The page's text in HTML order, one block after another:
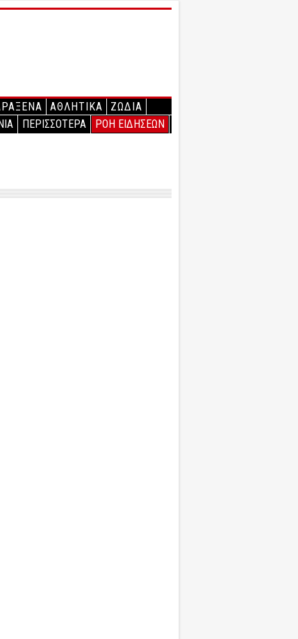
ΑΘΛΗΤΙΚΑ
ΖΩΔΙΑ
ΠΕΡΙΣΣΟΤΕΡΑ ΡΟΗ ΕΙΔΗΣΕΩΝ